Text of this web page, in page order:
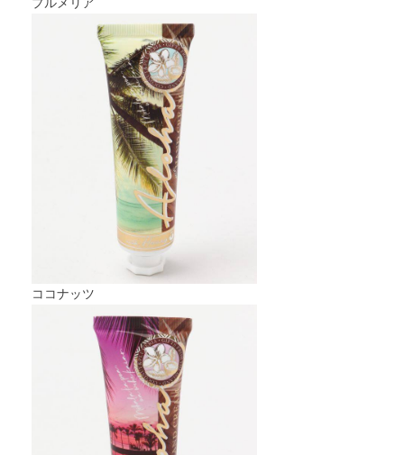
ココナッツ